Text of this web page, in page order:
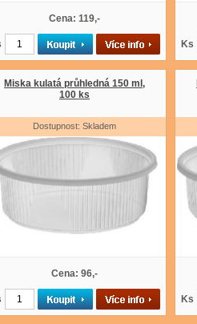
Cena: 119,-
Ks
Miska kulatá průhledná 150 ml,
100 ks
Dostupnost: Skladem
Cena: 96,-
Ks